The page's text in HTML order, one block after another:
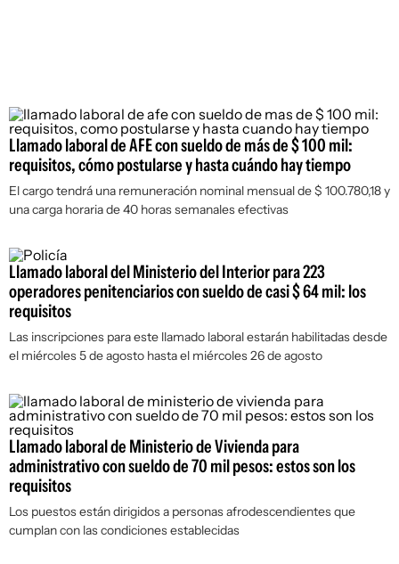
Llamado laboral de AFE con sueldo de más de $ 100 mil:
requisitos, cómo postularse y hasta cuándo hay tiempo
El cargo tendrá una remuneración nominal mensual de $ 100.780,18 y
una carga horaria de 40 horas semanales efectivas
Llamado laboral del Ministerio del Interior para 223
operadores penitenciarios con sueldo de casi $ 64 mil: los
requisitos
Las inscripciones para este llamado laboral estarán habilitadas desde
el miércoles 5 de agosto hasta el miércoles 26 de agosto
Llamado laboral de Ministerio de Vivienda para
administrativo con sueldo de 70 mil pesos: estos son los
requisitos
Los puestos están dirigidos a personas afrodescendientes que
cumplan con las condiciones establecidas